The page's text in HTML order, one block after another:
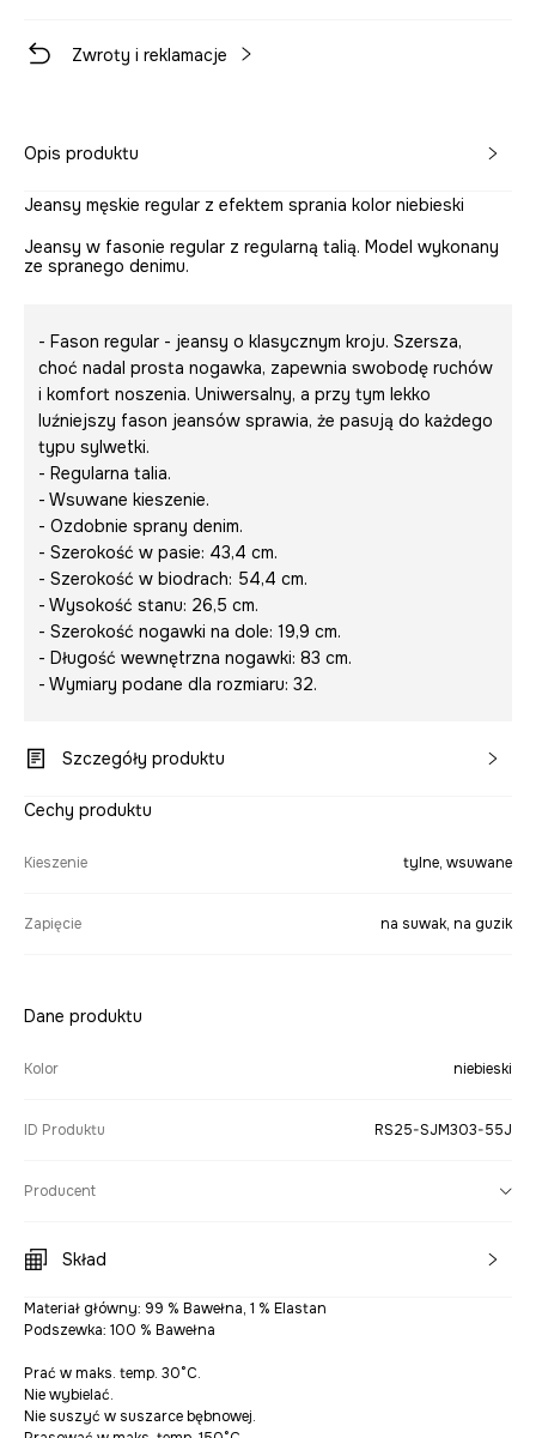
Zwroty i reklamacje
Opis produktu
Jeansy męskie regular z efektem sprania kolor niebieski
Jeansy w fasonie regular z regularną talią. Model wykonany
ze spranego denimu.
- Fason regular - jeansy o klasycznym kroju. Szersza,
choć nadal prosta nogawka, zapewnia swobodę ruchów
i komfort noszenia. Uniwersalny, a przy tym lekko
luźniejszy fason jeansów sprawia, że pasują do każdego
typu sylwetki.
- Regularna talia.
- Wsuwane kieszenie.
- Ozdobnie sprany denim.
- Szerokość w pasie: 43,4 cm.
- Szerokość w biodrach: 54,4 cm.
- Wysokość stanu: 26,5 cm.
- Szerokość nogawki na dole: 19,9 cm.
- Długość wewnętrzna nogawki: 83 cm.
- Wymiary podane dla rozmiaru: 32.
Szczegóły produktu
Cechy produktu
Kieszenie tylne, wsuwane
Zapięcie na suwak, na guzik
Dane produktu
Kolor niebieski
ID Produktu RS25-SJM303-55J
Producent
Skład
Materiał główny: 99 % Bawełna, 1 % Elastan
Podszewka: 100 % Bawełna
Prać w maks. temp. 30°C.
Nie wybielać.
Nie suszyć w suszarce bębnowej.